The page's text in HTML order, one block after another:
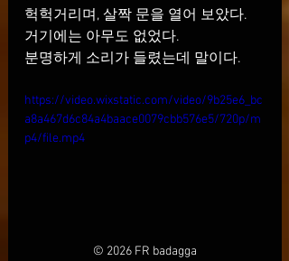
헉헉거리며, 살짝 문을 열어 보았다.
거기에는 아무도 없었다.
분명하게 소리가 들렸는데 말이다.
https://video.wixstatic.com/video/9b25e6_bc
a8a467d6c84a4baace0079cbb576e5/720p/m
p4/file.mp4
© 2026 FR badagga